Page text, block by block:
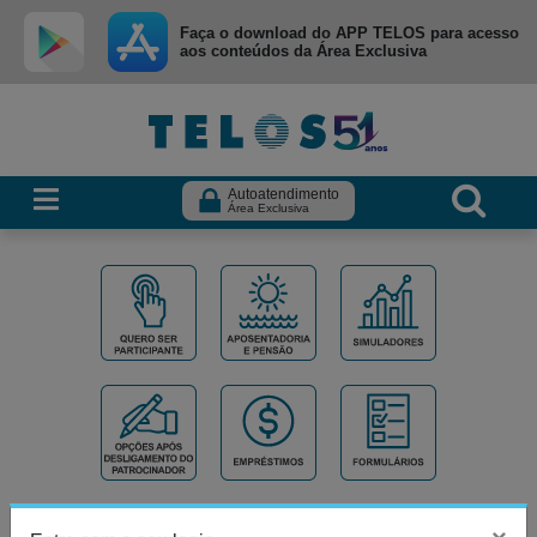
Ir para menu principal
Ir para conteúdo
Faça o download do APP TELOS para acesso
aos conteúdos da Área Exclusiva
Autoatendimento
Área Exclusiva